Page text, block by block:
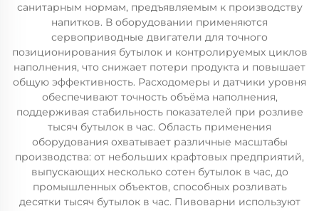
санитарным нормам, предъявляемым к производству
напитков. В оборудовании применяются
сервоприводные двигатели для точного
позиционирования бутылок и контролируемых циклов
наполнения, что снижает потери продукта и повышает
общую эффективность. Расходомеры и датчики уровня
обеспечивают точность объёма наполнения,
поддерживая стабильность показателей при розливе
тысяч бутылок в час. Область применения
оборудования охватывает различные масштабы
производства: от небольших крафтовых предприятий,
выпускающих несколько сотен бутылок в час, до
промышленных объектов, способных розливать
десятки тысяч бутылок в час. Пивоварни используют